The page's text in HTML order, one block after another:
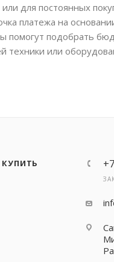
для постоянных
платежа на
помогут подобрать
техники или
КУПИТЬ